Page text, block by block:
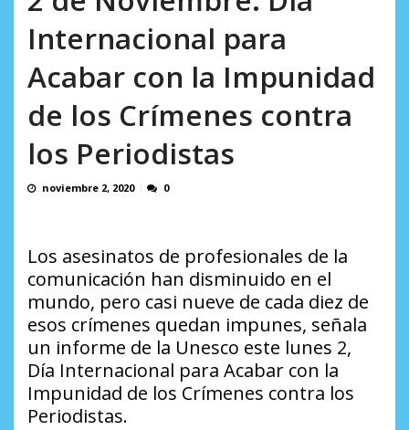
Internacional para
Acabar con la Impunidad
de los Crímenes contra
los Periodistas
noviembre 2, 2020 0
Los asesinatos de profesionales de la
comunicación han disminuido en el
mundo, pero casi nueve de cada diez de
esos crímenes quedan impunes, señala
un informe de la Unesco este lunes 2,
Día Internacional para Acabar con la
Impunidad de los Crímenes contra los
Periodistas.